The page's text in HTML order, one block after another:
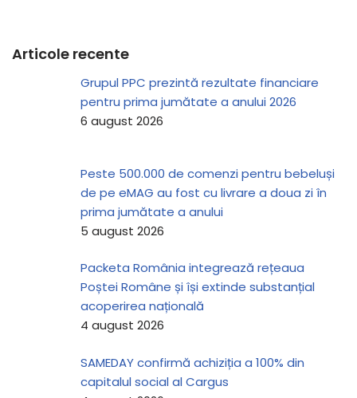
Articole recente
Grupul PPC prezintă rezultate financiare
pentru prima jumătate a anului 2026
6 august 2026
Peste 500.000 de comenzi pentru bebeluși
de pe eMAG au fost cu livrare a doua zi în
prima jumătate a anului
5 august 2026
Packeta România integrează rețeaua
Poștei Române și își extinde substanțial
acoperirea națională
4 august 2026
SAMEDAY confirmă achiziția a 100% din
capitalul social al Cargus